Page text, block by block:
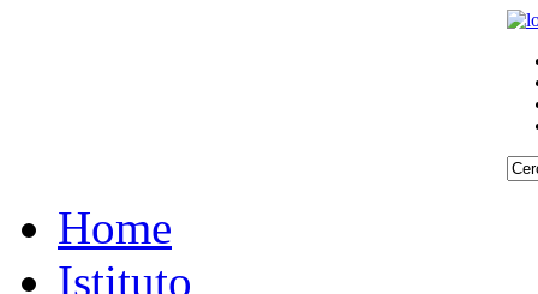
Home
Istituto